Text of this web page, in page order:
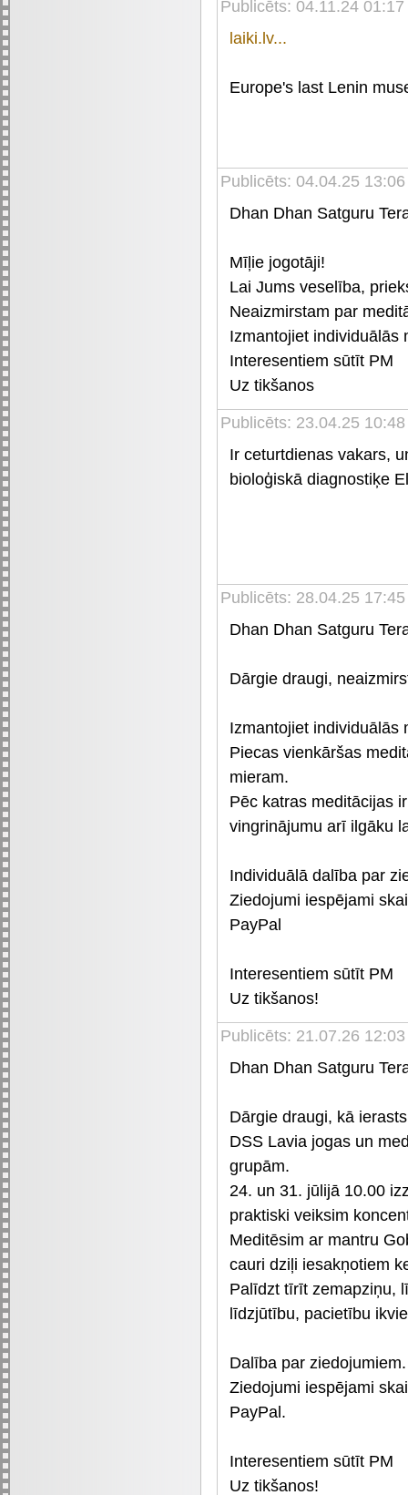
Publicēts: 04.11.24 01:17
laiki.lv...
Europe's last Lenin
Publicēts: 04.04.25 13:06
Dhan Dhan Satguru
Mīļie jogotāji!
Lai Jums veselība,
Neaizmirstam par
Izmantojiet individuālās
Interesentiem sūtīt PM
Uz tikšanos
Publicēts: 23.04.25 10:48
Ir ceturtdienas vakars,
bioloģiskā diagnostiķe
Publicēts: 28.04.25 17:45
Dhan Dhan Satguru
Dārgie draugi,
Izmantojiet individuālās
Piecas vienkāršas
mieram.
Pēc katras meditācijas
vingrinājumu arī ilgāku
Individuālā dalība par
Ziedojumi iespējami
PayPal
Interesentiem sūtīt PM
Uz tikšanos!
Publicēts: 21.07.26 12:03
Dhan Dhan Satguru
Dārgie draugi, kā
DSS Lavia jogas un
grupām.
24. un 31. jūlijā 10.00
praktiski veiksim
Meditēsim ar mantru
cauri dziļi iesakņotiem
Palīdzt tīrīt zemapziņu,
līdzjūtību, pacietību
Dalība par ziedojumiem.
Ziedojumi iespējami
PayPal.
Interesentiem sūtīt PM
Uz tikšanos!